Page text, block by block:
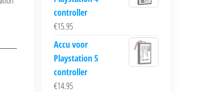
controller
€15.95
Accu voor
Playstation 5
controller
€14.95